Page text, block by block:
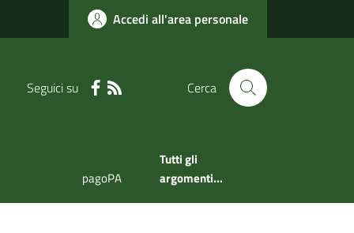
Accedi all'area personale
Seguici su Cerca
pagoPA
Tutti gli
argomenti...